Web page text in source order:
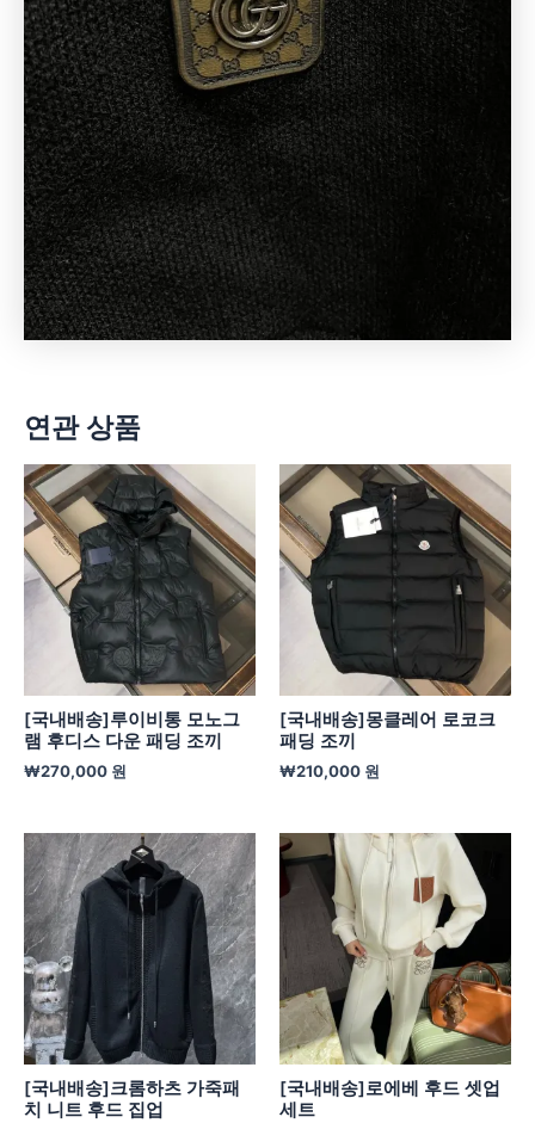
연관 상품
[국내배송]루이비통 모노그
램 후디스 다운 패딩 조끼
₩270,000 원
[국내배송]몽클레어 로코크
패딩 조끼
₩210,000 원
[국내배송]크롬하츠 가죽패
치 니트 후드 집업
[국내배송]로에베 후드 셋업
세트